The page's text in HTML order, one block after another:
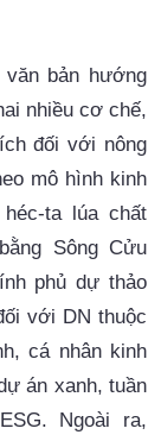
bản hướng
nhiều cơ chế,
đối với nông
mô hình kinh
ta lúa chất
Sông Cửu
phủ dự thảo
với DN thuộc
cá nhân kinh
án xanh, tuần
Ngoài ra,